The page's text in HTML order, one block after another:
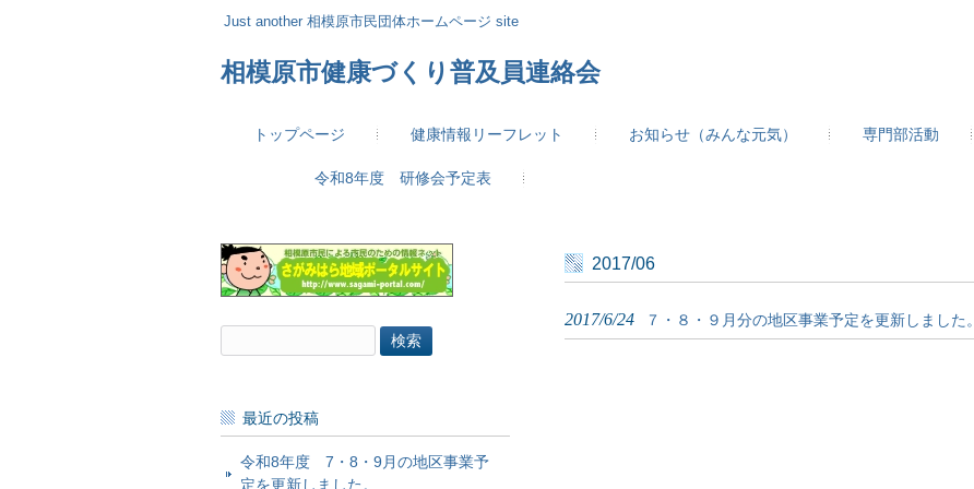
Just another 相模原市民団体ホームページ site
相模原市健康づくり普及員連絡会
トップページ 健康情報リーフレット お知らせ（みんな元気） 専門部活動
令和8年度 研修会予定表
2017/06
2017/6/24
７・８・９月分の地区事業予定を更新しました。
索:
最近の投稿
令和8年度 7・8・9月の地区事業予
定を更新しました。